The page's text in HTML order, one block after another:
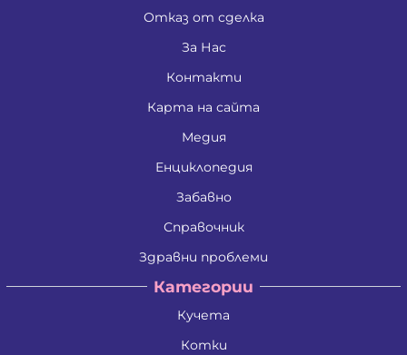
Отказ от сделка
За Нас
Контакти
Карта на сайта
Медия
Енциклопедия
Забавно
Справочник
Здравни проблеми
Категории
Кучета
Котки